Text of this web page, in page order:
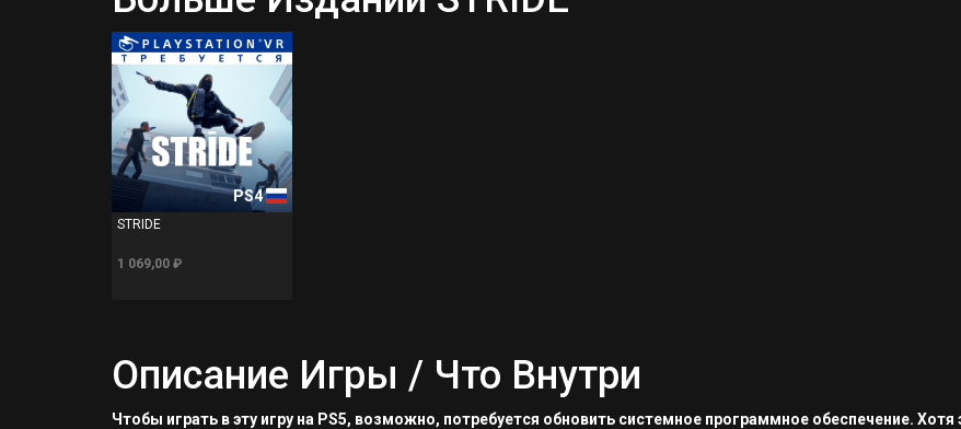
PS4
STRIDE
1 069,00 ₽
Описание Игры / Что Внутри
Чтобы играть в эту игру на PS5, возможно, потребуется обновить системное программное обеспечение.